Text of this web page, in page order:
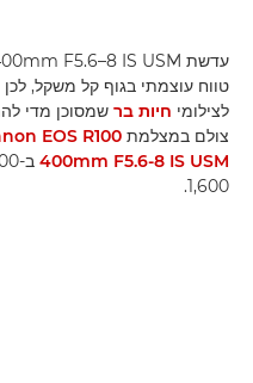
טווח עוצמתי בגוף קל משקל,
לצילומי חיות בר שמסוכן מדי
צולם במצלמת EOS R100
400mm F5.6-8 IS USM
1,600.